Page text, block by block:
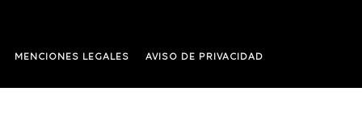
MENCIONES LEGALES AVISO DE PRIVACIDAD